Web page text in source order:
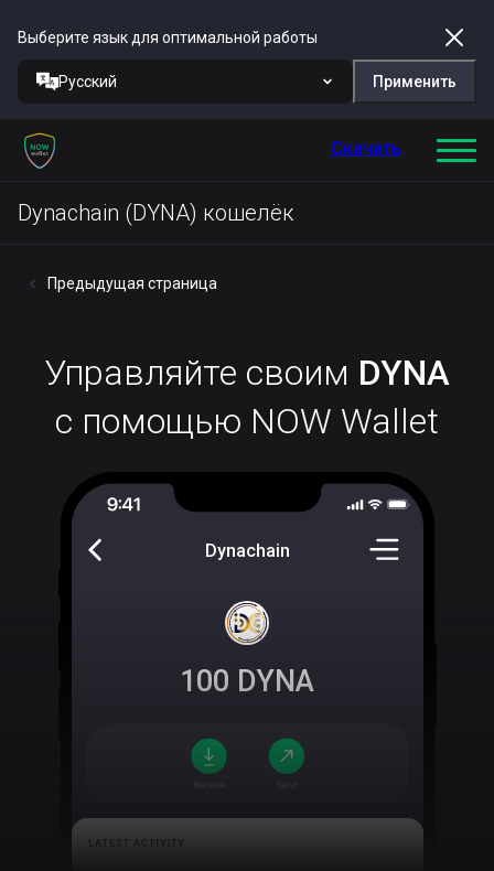
Выберите язык для оптимальной работы
Русский Применить
Скачать
Dynachain (DYNA) кошелёк
Предыдущая страница
Управляйте своим DYNA
с помощью NOW Wallet
Dynachain
100 DYNA